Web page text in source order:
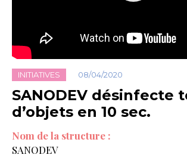
INITIATIVES 08/04/2020
SANODEV désinfecte
d’objets en 10 sec.
Nom de la structure :
SANODEV